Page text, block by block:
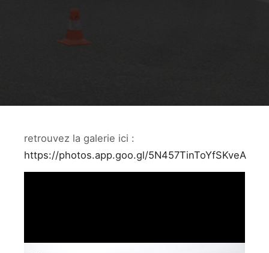
retrouvez la galerie ici :
https://photos.app.goo.gl/5N457TinToYfSKveA